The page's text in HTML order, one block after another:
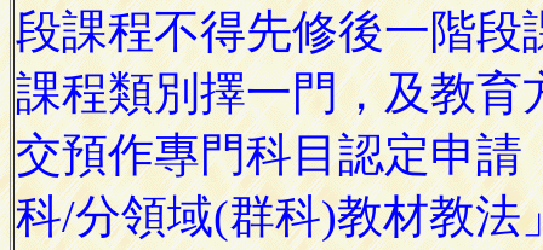
段課程不得先修後一階
課程類別擇一門，及教
交預作專門科目認定申
科/分領域(群科)教材教法